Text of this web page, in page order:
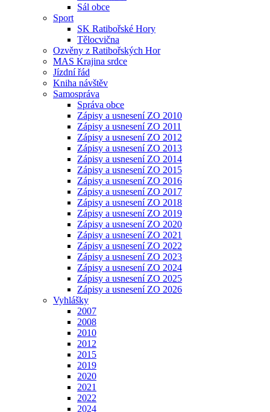
Sál obce
Sport
SK Ratibořské Hory
Tělocvična
Ozvěny z Ratibořských Hor
MAS Krajina srdce
Jízdní řád
Kniha návštěv
Samospráva
Správa obce
Zápisy a usnesení ZO 2010
Zápisy a usnesení ZO 2011
Zápisy a usnesení ZO 2012
Zápisy a usnesení ZO 2013
Zápisy a usnesení ZO 2014
Zápisy a usnesení ZO 2015
Zápisy a usnesení ZO 2016
Zápisy a usnesení ZO 2017
Zápisy a usnesení ZO 2018
Zápisy a usnesení ZO 2019
Zápisy a usnesení ZO 2020
Zápisy a usnesení ZO 2021
Zápisy a usnesení ZO 2022
Zápisy a usnesení ZO 2023
Zápisy a usnesení ZO 2024
Zápisy a usnesení ZO 2025
Zápisy a usnesení ZO 2026
Vyhlášky
2007
2008
2010
2012
2015
2019
2020
2021
2022
2024